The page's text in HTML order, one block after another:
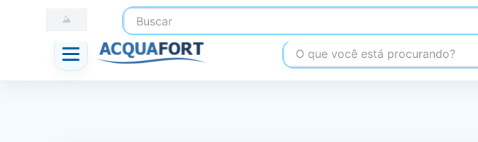
Buscar
☎ (41) 3247-1199
O que você está procurando?